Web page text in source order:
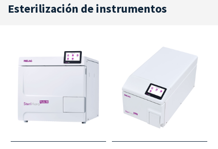
Esterilización de instrumentos